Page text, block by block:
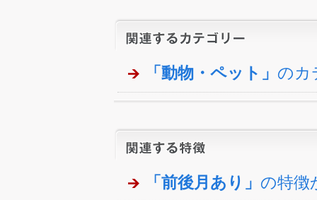
「動物・ペット」 のカ
「前後月あり」 の特徴